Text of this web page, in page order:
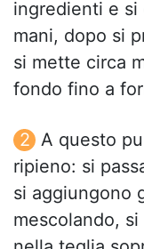
ingredienti e si
mani, dopo si
si mette circa
fondo fino a
A questo
ripieno: si
si aggiungono
mescolando,